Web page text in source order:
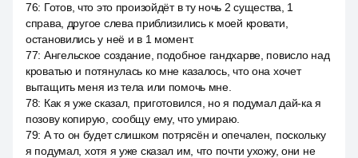
76: Готов, что это произойдёт в ту ночь 2 существа, 1
справа, другое слева приблизились к моей кровати,
остановились у неё и в 1 момент.
77: Ангельское создание, подобное гандхарве, повисло над
кроватью и потянулась ко мне казалось, что она хочет
вытащить меня из тела или помочь мне.
78: Как я уже сказал, приготовился, но я подумал дай-ка я
позову копирую, сообщу ему, что умираю.
79: А то он будет слишком потрясён и опечален, поскольку
я подумал, хотя я уже сказал им, что почти ухожу, они не